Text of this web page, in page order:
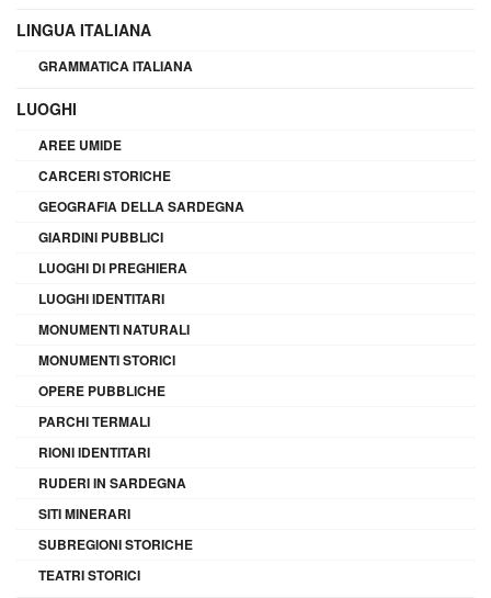
LINGUA ITALIANA
GRAMMATICA ITALIANA
LUOGHI
AREE UMIDE
CARCERI STORICHE
GEOGRAFIA DELLA SARDEGNA
GIARDINI PUBBLICI
LUOGHI DI PREGHIERA
LUOGHI IDENTITARI
MONUMENTI NATURALI
MONUMENTI STORICI
OPERE PUBBLICHE
PARCHI TERMALI
RIONI IDENTITARI
RUDERI IN SARDEGNA
SITI MINERARI
SUBREGIONI STORICHE
TEATRI STORICI